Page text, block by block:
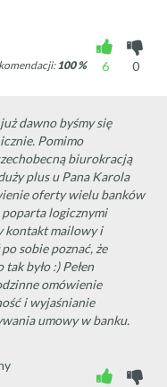
6
0
100%
dawno byśmy się
Pomimo
biurokracją
plus u Pana Karola
oferty wielu banków
logicznymi
kontakt mailowy i
sobie poznać, że
było :) Pełen
omówienie
i wyjaśnianie
umowy w banku.